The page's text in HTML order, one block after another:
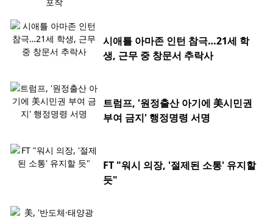
시애틀 아마존 인턴 참극…21세 학
생, 근무 중 창문서 추락사
트럼프, '원정출산 아기에 美시민권
부여 금지' 행정명령 서명
FT "워시 의장, '절제된 소통' 유지할
듯"